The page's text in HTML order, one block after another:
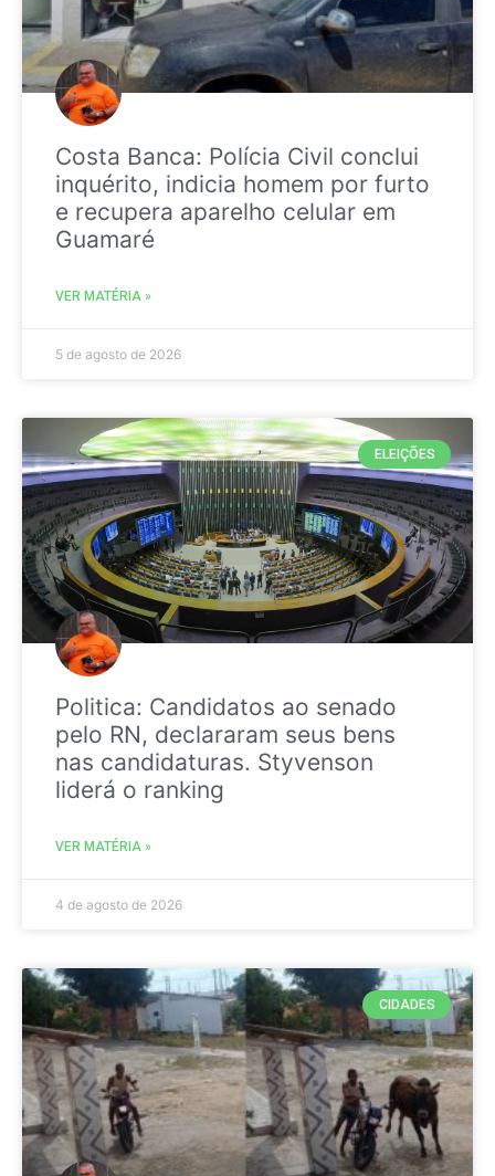
Costa Banca: Polícia Civil conclui
inquérito, indicia homem por furto
e recupera aparelho celular em
Guamaré
VER MATÉRIA »
5 de agosto de 2026
ELEIÇÕES
Politica: Candidatos ao senado
pelo RN, declararam seus bens
nas candidaturas. Styvenson
liderá o ranking
VER MATÉRIA »
4 de agosto de 2026
CIDADES